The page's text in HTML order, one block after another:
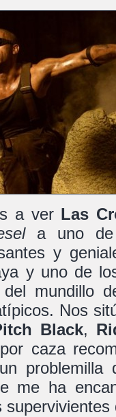
a ver Las
a uno de
y
y uno de
del mundillo
Nos
Black,
caza
me ha